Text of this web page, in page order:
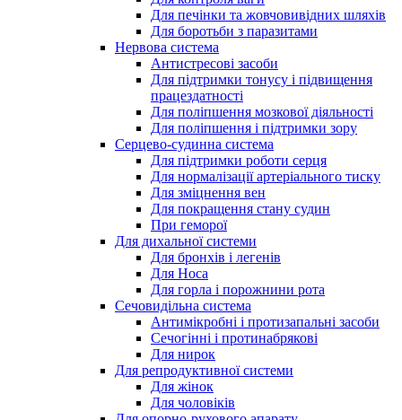
Для печінки та жовчовивідних шляхів
Для боротьби з паразитами
Нервова система
Антистресові засоби
Для підтримки тонусу і підвищення
працездатності
Для поліпшення мозкової діяльності
Для поліпшення і підтримки зору
Серцево-судинна система
Для підтримки роботи серця
Для нормалізації артеріального тиску
Для зміцнення вен
Для покращення стану судин
При геморої
Для дихальної системи
Для бронхів і легенів
Для Носа
Для горла і порожнини рота
Сечовидільна система
Антимікробні і протизапальні засоби
Сечогінні і протинабрякові
Для нирок
Для репродуктивної системи
Для жінок
Для чоловіків